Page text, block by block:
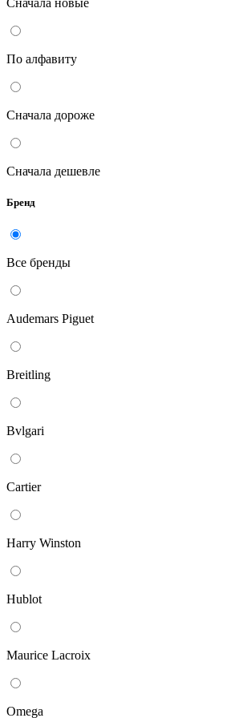
По алфавиту
Сначала дороже
Сначала дешевле
Бренд
Все бренды
Audemars Piguet
Breitling
Bvlgari
Cartier
Harry Winston
Hublot
Maurice Lacroix
Omega